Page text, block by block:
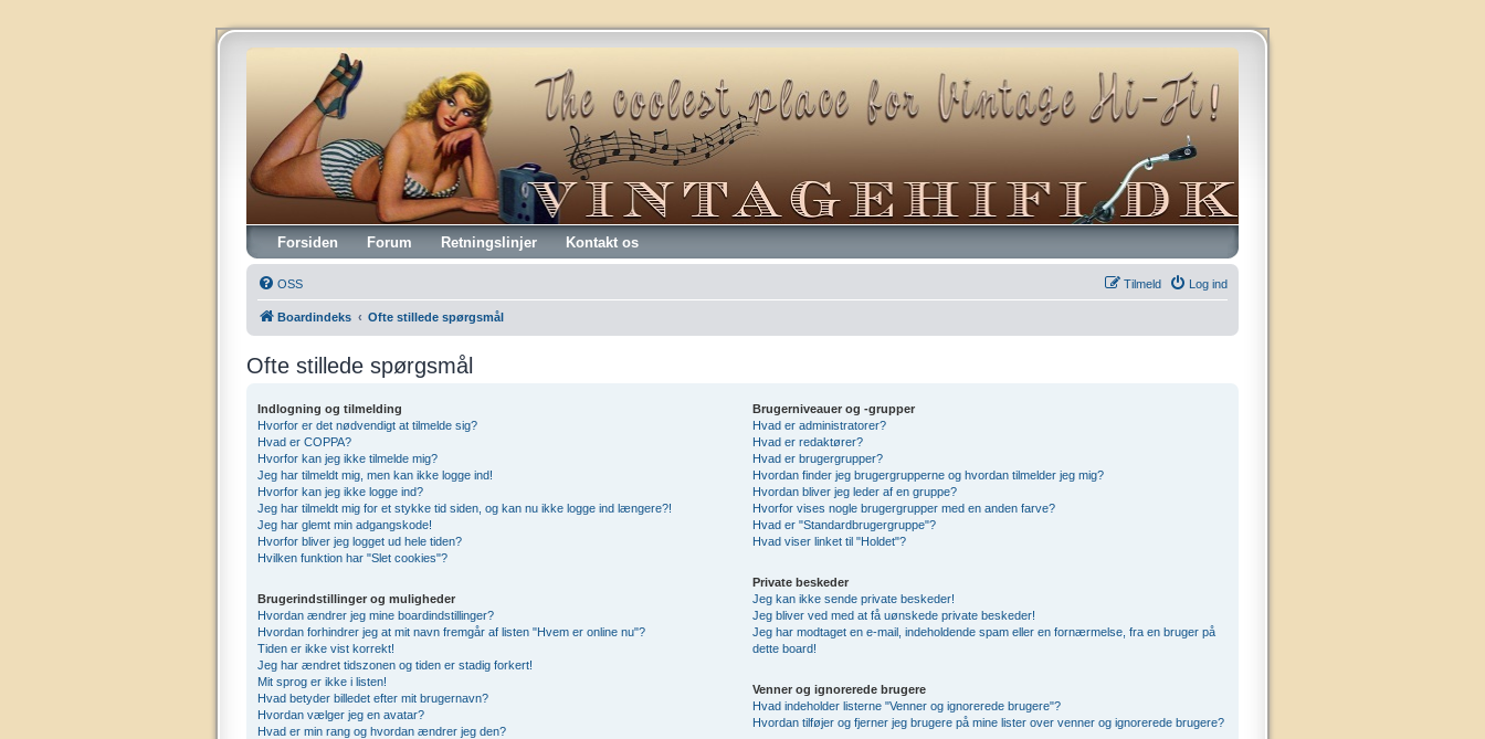
Vintagehifi.dk
Forsiden Forum Retningslinjer Kontakt os
OSS Log ind
Tilmeld
Boardindeks Ofte stillede spørgsmål
Ofte stillede spørgsmål
Indlogning og tilmelding
Hvorfor er det nødvendigt at tilmelde sig?
Hvad er COPPA?
Hvorfor kan jeg ikke tilmelde mig?
Jeg har tilmeldt mig, men kan ikke logge ind!
Hvorfor kan jeg ikke logge ind?
Jeg har tilmeldt mig for et stykke tid siden, og kan nu ikke logge ind længere?!
Jeg har glemt min adgangskode!
Hvorfor bliver jeg logget ud hele tiden?
Hvilken funktion har "Slet cookies"?
Brugerindstillinger og muligheder
Hvordan ændrer jeg mine boardindstillinger?
Hvordan forhindrer jeg at mit navn fremgår af listen "Hvem er online nu"?
Tiden er ikke vist korrekt!
Jeg har ændret tidszonen og tiden er stadig forkert!
Mit sprog er ikke i listen!
Hvad betyder billedet efter mit brugernavn?
Hvordan vælger jeg en avatar?
Hvad er min rang og hvordan ændrer jeg den?
Brugerniveauer og -grupper
Hvad er administratorer?
Hvad er redaktører?
Hvad er brugergrupper?
Hvordan finder jeg brugergrupperne og hvordan tilmelder jeg mig?
Hvordan bliver jeg leder af en gruppe?
Hvorfor vises nogle brugergrupper med en anden farve?
Hvad er "Standardbrugergruppe"?
Hvad viser linket til "Holdet"?
Private beskeder
Jeg kan ikke sende private beskeder!
Jeg bliver ved med at få uønskede private beskeder!
Jeg har modtaget en e-mail, indeholdende spam eller en fornærmelse, fra en bruger på
dette board!
Venner og ignorerede brugere
Hvad indeholder listerne "Venner og ignorerede brugere"?
Hvordan tilføjer og fjerner jeg brugere på mine lister over venner og ignorerede brugere?